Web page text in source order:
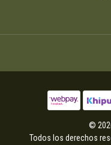
©
Todos los derechos